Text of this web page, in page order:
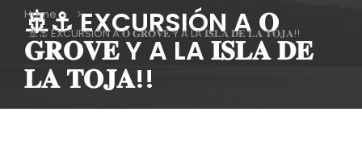
Breadcrumb
Home
🚢⚓️ EXCURSIÓN A 𝐎 𝐆𝐑𝐎𝐕𝐄 Y A LA 𝐈𝐒𝐋𝐀 𝐃𝐄 𝐋𝐀 𝐓𝐎𝐉𝐀!!
🚢⚓️ EXCURSIÓN A 𝐎
𝐆𝐑𝐎𝐕𝐄 Y A LA 𝐈𝐒𝐋𝐀 𝐃𝐄
𝐋𝐀 𝐓𝐎𝐉𝐀!!